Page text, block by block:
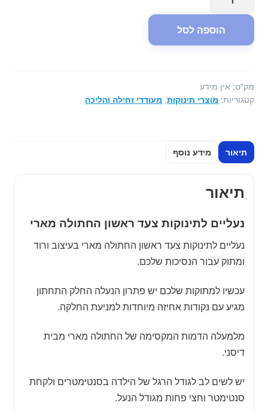
נעליים
לתינוקות
החתולה
מארי
הוספה לסל
מק"ט: אין מידע
קטגוריות: מוצרי תינוקות, מעודדי זחילה והליכה
תיאור מידע נוסף
תיאור
נעליים לתינוקות צעד ראשון החתולה מארי
נעליים לתינוקות צעד ראשון החתולה מארי בעיצוב ורוד
ומתוק עבור הנסיכות שלכם.
עכשיו למתוקות שלכם יש פתרון הנעלה החלק התחתון
מגיע עם נקודות אחיזה מיוחדות למניעת החלקה.
מלמעלה הדמות המקסימה של החתולה מארי מבית
דיסני.
יש לשים לב לגודל הרגל של הילדה בסנטימטרים ולקחת
סנטימטר וחצי פחות מגודל הנעל.